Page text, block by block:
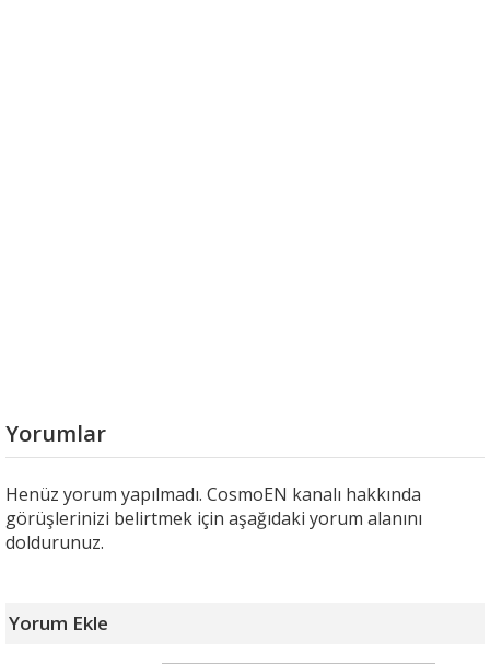
Yorumlar
Henüz yorum yapılmadı. CosmoEN kanalı hakkında
görüşlerinizi belirtmek için aşağıdaki yorum alanını
doldurunuz.
Yorum Ekle